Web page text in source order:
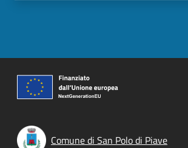
Comune di San Polo di Piave